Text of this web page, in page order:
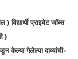
विद्यार्थी प्राइवेट जॉब्स
)
केल्या गेलेल्या दाव्यांची-